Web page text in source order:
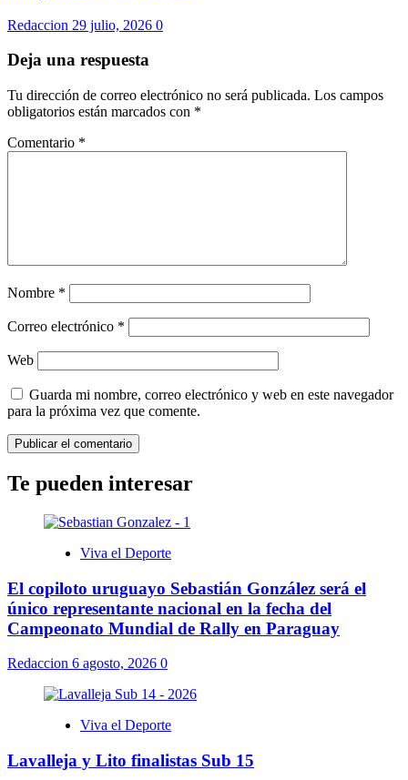
Redaccion 29 julio, 2026 0
Deja una respuesta
Tu dirección de correo electrónico no será publicada. Los campos
obligatorios están marcados con *
Comentario *
Nombre *
Correo electrónico *
Web
Guarda mi nombre, correo electrónico y web en este navegador
para la próxima vez que comente.
Te pueden interesar
Viva el Deporte
El copiloto uruguayo Sebastián González será el
único representante nacional en la fecha del
Campeonato Mundial de Rally en Paraguay
Redaccion 6 agosto, 2026 0
Viva el Deporte
Lavalleja y Lito finalistas Sub 15